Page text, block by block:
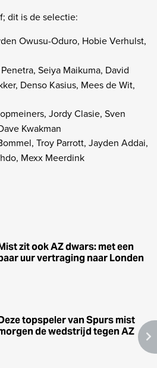
dit is de selectie:
Owusu-Oduro, Hobie Verhulst,
Seiya Maikuma, David
Denso Kasius, Mees de Wit,
Jordy Clasie, Sven
Kwakman
Troy Parrott, Jayden Addai,
Mexx Meerdink
zit ook AZ dwars: met een
uur vertraging naar Londen
topspeler van Spurs mist
de wedstrijd tegen AZ